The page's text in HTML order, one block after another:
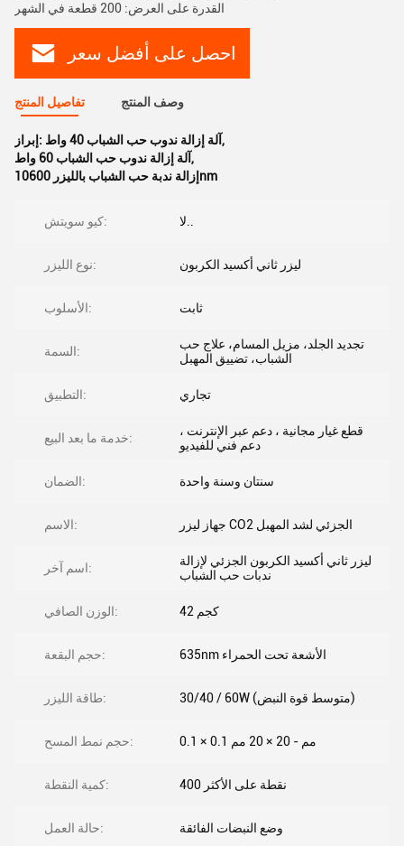
القدرة على العرض: 200 قطعة في الشهر
احصل على أفضل سعر
تفاصيل المنتج وصف المنتج
إبراز: آلة إزالة ندوب حب الشباب 40 واط ,
آلة إزالة ندوب حب الشباب 60 واط ,
إزالة ندبة حب الشباب بالليزر 10600nm
كيو سويتش:
نوع الليزر: ليزر ثاني أكسيد الكربون
الأسلوب: ثابت
السمة:
تجديد الجلد، مزيل المسام، علاج حب
الشباب، تضييق المهبل
التطبيق: تجاري
خدمة ما بعد البيع:
قطع غيار مجانية ، دعم عبر الإنترنت ،
دعم فني للفيديو
الضمان: سنتان وسنة واحدة
الاسم: جهاز ليزر CO2 الجزئي لشد المهبل
اسم آخر:
ليزر ثاني أكسيد الكربون الجزئي لإزالة
ندبات حب الشباب
الوزن الصافي: 42 كجم
حجم البقعة: 635nm الأشعة تحت الحمراء
طاقة الليزر: 30/40 / 60W (متوسط ​​قوة النبض)
حجم نمط المسح: 0.1 × 0.1 مم - 20 × 20 مم
كمية النقطة: 400 نقطة على الأكثر
حالة العمل: وضع النبضات الفائقة